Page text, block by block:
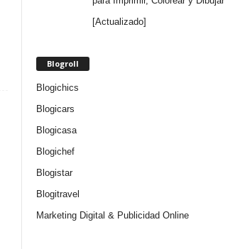
[Actualizado]
Blogroll
Blogichics
Blogicars
Blogicasa
Blogichef
Blogistar
Blogitravel
Marketing Digital & Publicidad Online